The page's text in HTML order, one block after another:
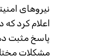
نیروهای
اعلام کرد
پاسخ مثبت
مشکلات